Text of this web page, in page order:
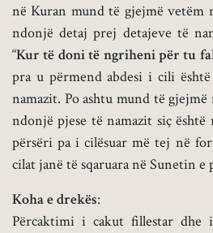
në Kuran mund të gjejmë vetëm
ndonjë detaj prej detajeve të
“Kur të doni të ngriheni për tu
pra u përmend abdesi i cili
namazit. Po ashtu mund të
ndonjë pjese të namazit siç
përsëri pa i cilësuar më tej në
cilat janë të sqaruara në Sunetin e
Koha e drekës:
Përcaktimi i cakut fillestar